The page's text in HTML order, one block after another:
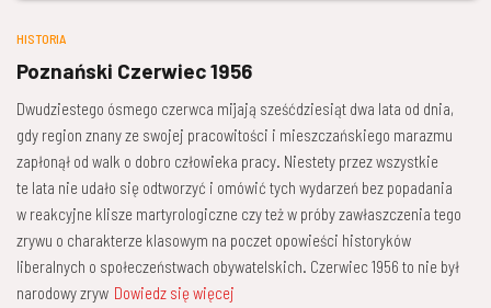
HISTORIA
Poznański Czerwiec 1956
Dwudziestego ósmego czerwca mijają sześćdziesiąt dwa lata od dnia,
gdy region znany ze swojej pracowitości i mieszczańskiego marazmu
zapłonął od walk o dobro człowieka pracy. Niestety przez wszystkie
te lata nie udało się odtworzyć i omówić tych wydarzeń bez popadania
w reakcyjne klisze martyrologiczne czy też w próby zawłaszczenia tego
zrywu o charakterze klasowym na poczet opowieści historyków
liberalnych o społeczeństwach obywatelskich. Czerwiec 1956 to nie był
narodowy zryw Dowiedz się więcej